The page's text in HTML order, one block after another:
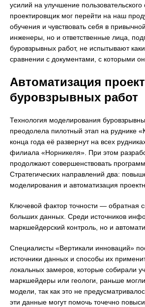
усилий на улучшение
проектировщик мог перейти на наш
обучения и чувствовать себя в
инженеры, но и ответственные лица,
буровзрывных работ, не испытывают
сравнении с документами, с которыми
Автоматизация
буровзрывных работ
Технология моделирования
преодолела пилотный этап на руднике
конца года её развернут на всех
филиала «Норникеля». При этом
продолжают совершенствовать
Стратегических направлений два:
моделирования и автоматизация
Ключевой фактор точности — обратная
больших данных. Среди источников
маркшейдерский контроль, но и
Специалисты «Вертикали инноваций»
источники данных и способы их
локальных замеров, которые собирали
маркшейдеры или геологи, раньше
модели, так как это не
эти данные могут помочь точечно